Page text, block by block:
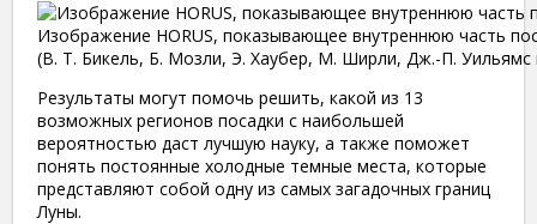
Изображение HORUS, показывающее внутреннюю часть
(В. Т. Бикель, Б. Мозли, Э. Хаубер, М. Ширли, Дж.-П. Уильямс
Результаты могут помочь решить, какой из 13
возможных регионов посадки с наибольшей
вероятностью даст лучшую науку, а также поможет
понять постоянные холодные темные места, которые
представляют собой одну из самых загадочных границ
Луны.